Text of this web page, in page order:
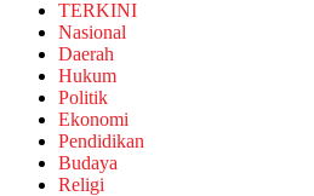
TERKINI
Nasional
Daerah
Hukum
Politik
Ekonomi
Pendidikan
Budaya
Religi